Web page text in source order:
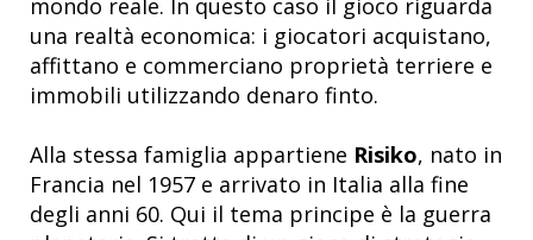
una realtà economica: i giocatori acquistano,
affittano e commerciano proprietà terriere e
immobili utilizzando denaro finto.
Alla stessa famiglia appartiene Risiko, nato in
Francia nel 1957 e arrivato in Italia alla fine
degli anni 60. Qui il tema principe è la guerra